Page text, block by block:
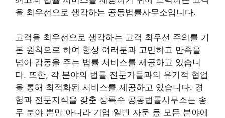
을 최우선으로 생각하는 공동법률사무소입니다.
고객을 최우선으로 생각하는 고객 최우선 주의를 기
본 원칙으로 하여 항상 여러분과 고민하고 만족을
넘어 감동을 주는 법률 서비스를 제공하고 있습니
다. 또한, 각 분야의 법률 전문가들과의 유기적 협업
을 통해 최적화된 서비스를 제공하고 있습니다. 경
험과 전문지식을 갖춘 상록수 공동법률사무소는 송
무 분야 뿐만 아니라 기업 일반 자문 등 모든 분야에